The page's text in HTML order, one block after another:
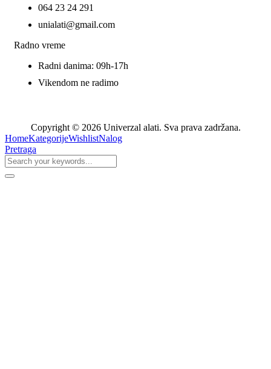
064 23 24 291
unialati@gmail.com
Radno vreme
Radni danima: 09h-17h
Vikendom ne radimo
Copyright © 2026 Univerzal alati. Sva prava zadržana.
HomeKategorijeWishlistNalog
Pretraga